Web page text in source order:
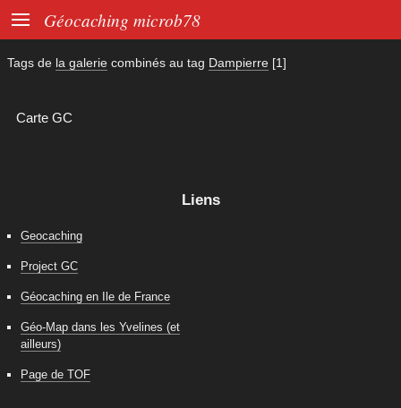
 Géocaching microb78
Tags de la galerie combinés au tag Dampierre [1]
Carte GC
Liens
Geocaching
Project GC
Géocaching en Ile de France
Géo-Map dans les Yvelines (et
ailleurs)
Page de TOF